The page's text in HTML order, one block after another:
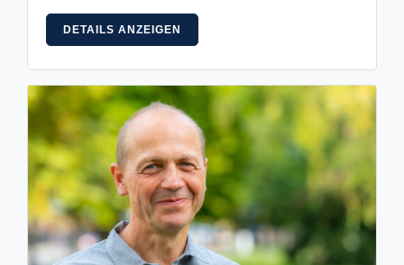
DETAILS ANZEIGEN